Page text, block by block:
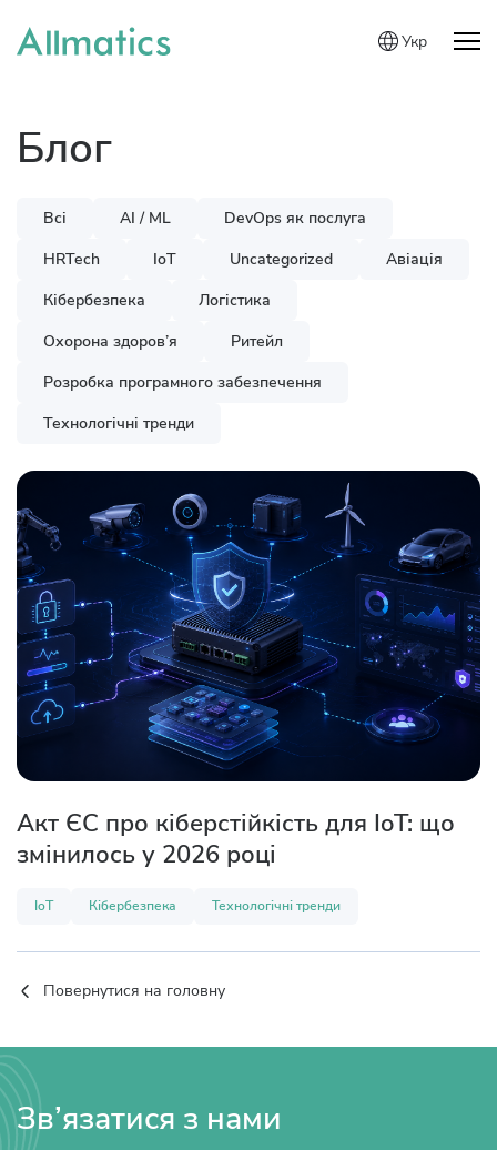
Укр
Блог
Всі AI / ML
DevOps як послуга
HRTech
IoT Uncategorized
Авіація
Кібербезпека
Логістика
Охорона здоров’я
Ритейл
Розробка програмного забезпечення
Технологічні тренди
Акт ЄС про кіберстійкість для IoT: що
змінилось у 2026 році
IoT Кібербезпека Технологічні тренди
Повернутися на головну
Зв’язатися з нами